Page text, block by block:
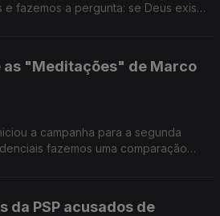
fazemos a pergunta: se Deus existe
as "Meditações" de Marco
a campanha para a segunda
fazemos uma comparação
da PSP acusados de